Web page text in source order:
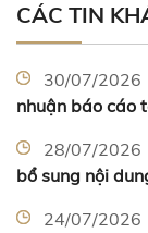
CÁC TIN
30/07/
nhuận báo cáo
28/07/
bổ sung nội
24/07/